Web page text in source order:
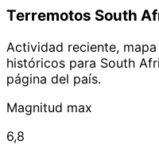
Terremotos South
Actividad reciente,
históricos para South
página del país.
Magnitud max
6,8